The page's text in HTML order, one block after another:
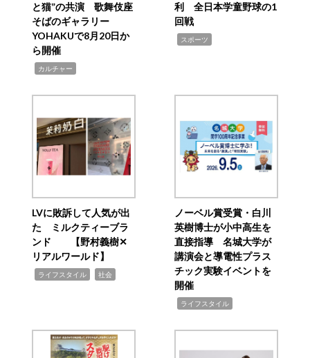
と猫”の共演 歌舞伎座
そばのギャラリー
YOHAKUで8月20日か
ら開催
カルチャー
利 全日本学童野球の1
回戦
スポーツ
LVに敗訴して人気が出
た ミルクティーブラ
ンド 【野村義樹✕
リアルワールド】
ライフスタイル 社会
ノーベル賞受賞・白川
英樹博士が小中高生を
直接指導 名城大学が
講演会と導電性プラス
チック実験イベントを
開催
ライフスタイル